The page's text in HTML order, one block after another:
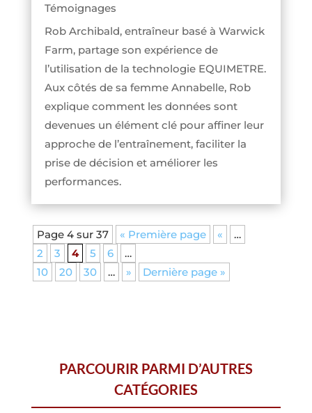
Témoignages
Rob Archibald, entraîneur basé à Warwick
Farm, partage son expérience de
l’utilisation de la technologie EQUIMETRE.
Aux côtés de sa femme Annabelle, Rob
explique comment les données sont
devenues un élément clé pour affiner leur
approche de l’entraînement, faciliter la
prise de décision et améliorer les
performances.
Page 4 sur 37 « Première page «
…
2
3 4 5 6
…
10
20 30 … » Dernière page »
PARCOURIR PARMI D’AUTRES
CATÉGORIES